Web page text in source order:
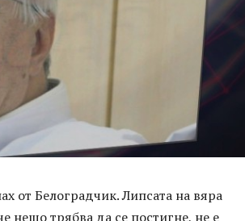
от Белоградчик. Липсата на вяра
нещо трябва да се постигне, не е